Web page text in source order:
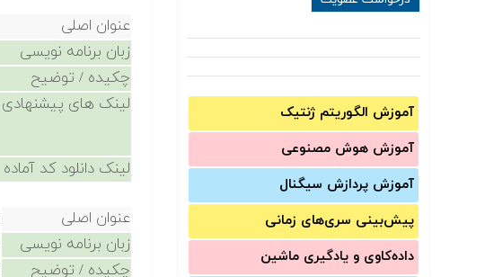
آموزش الگوریتم ژنتیک
آموزش‌ هوش مصنوعی
آموزش‌ پردازش سیگنال
پیش‌‌بینی سری‌‌های زمانی
داده‌کاوی و یادگیری ماشین
عنوان اصلی
زبان برنامه نویسی
چکیده / توضیح
لینک های پیشنهادی
لینک دانلود کد آماده
عنوان اصلی
زبان برنامه نویسی
چکیده / توضیح